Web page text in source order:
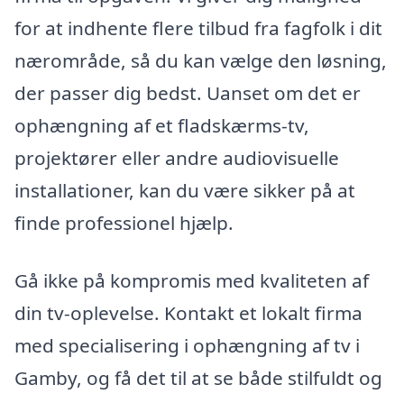
for at indhente flere tilbud fra fagfolk i dit
nærområde, så du kan vælge den løsning,
der passer dig bedst. Uanset om det er
ophængning af et fladskærms-tv,
projektører eller andre audiovisuelle
installationer, kan du være sikker på at
finde professionel hjælp.
Gå ikke på kompromis med kvaliteten af
din tv-oplevelse. Kontakt et lokalt firma
med specialisering i ophængning af tv i
Gamby, og få det til at se både stilfuldt og